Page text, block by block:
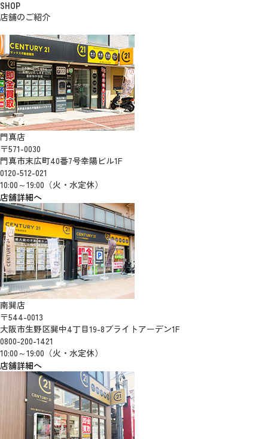
SHOP
店舗のご紹介
門真店
〒571-0030
門真市末広町40番7号幸陽ビル1F
0120-512-021
10:00～19:00（火・水定休）
店舗詳細へ
南巽店
〒544-0013
大阪市生野区巽中4丁目19-8ブライトアーデン1F
0800-200-1421
10:00～19:00（火・水定休）
店舗詳細へ